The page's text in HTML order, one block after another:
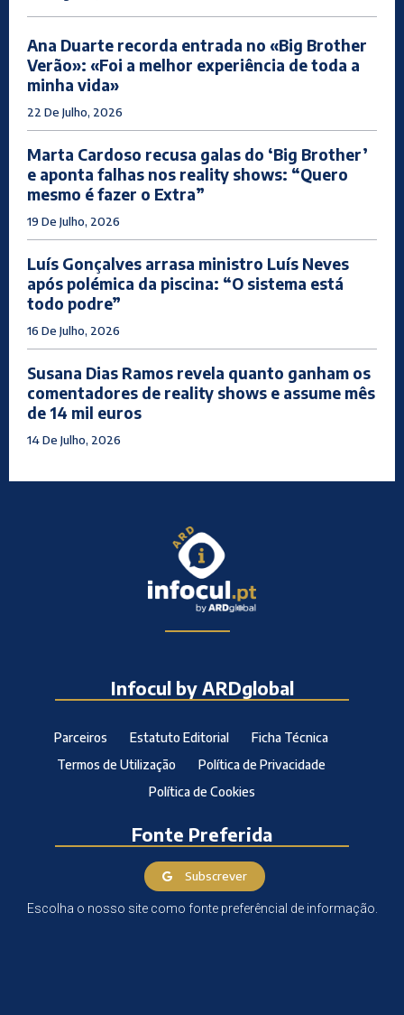
Ana Duarte recorda entrada no «Big Brother
Verão»: «Foi a melhor experiência de toda a
minha vida»
22 De Julho, 2026
Marta Cardoso recusa galas do ‘Big Brother’
e aponta falhas nos reality shows: “Quero
mesmo é fazer o Extra”
19 De Julho, 2026
Luís Gonçalves arrasa ministro Luís Neves
após polémica da piscina: “O sistema está
todo podre”
16 De Julho, 2026
Susana Dias Ramos revela quanto ganham os
comentadores de reality shows e assume mês
de 14 mil euros
14 De Julho, 2026
Infocul by ARDglobal
Parceiros Estatuto Editorial
Ficha Técnica
Termos de Utilização
Política de Privacidade
Política de Cookies
Fonte Preferida
Subscrever
Escolha o nosso site como fonte preferêncial de informação.